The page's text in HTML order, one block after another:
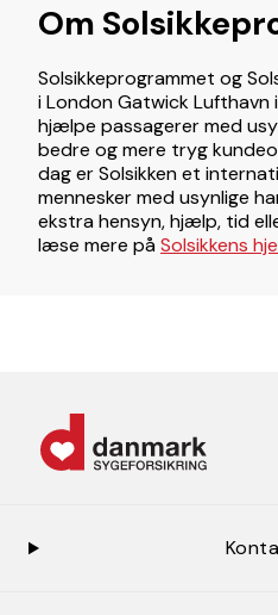
Om
Solsikkeprogrammet og
i London Gatwick Lufthavn
hjælpe passagerer med
bedre og mere tryg
dag er Solsikken et
mennesker med usynlige
ekstra hensyn, hjælp, tid
læse mere påSolsikkens